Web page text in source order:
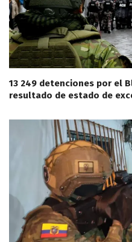
13 249 detenciones por el
resultado de estado de